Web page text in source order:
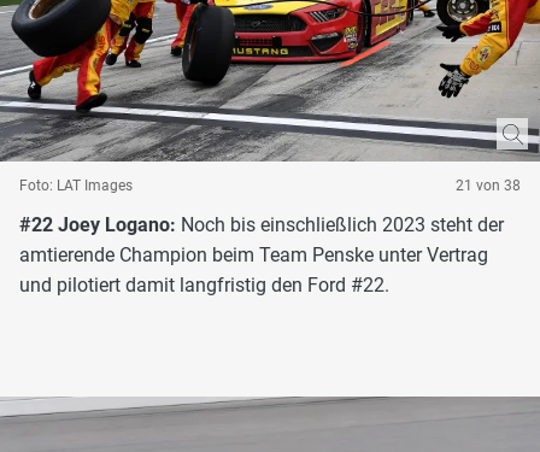
Foto: LAT Images 21 von 38
#22 Joey Logano: Noch bis einschließlich 2023 steht der
amtierende Champion beim Team Penske unter Vertrag
und pilotiert damit langfristig den Ford #22.